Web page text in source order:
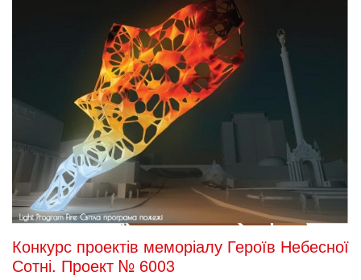
Конкурс проектів меморіалу Героїв Небесної
Сотні. Проект № 6003